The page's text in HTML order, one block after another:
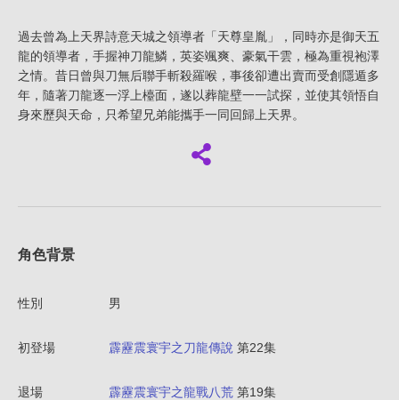
過去曾為上天界詩意天城之領導者「天尊皇胤」，同時亦是御天五
龍的領導者，手握神刀龍鱗，英姿颯爽、豪氣干雲，極為重視袍澤
之情。昔日曾與刀無后聯手斬殺羅喉，事後卻遭出賣而受創隱遁多
年，隨著刀龍逐一浮上檯面，遂以葬龍壁一一試探，並使其領悟自
身來歷與天命，只希望兄弟能攜手一同回歸上天界。
角色背景
性別 男
初登場 霹靂震寰宇之刀龍傳說 第22集
退場 霹靂震寰宇之龍戰八荒 第19集